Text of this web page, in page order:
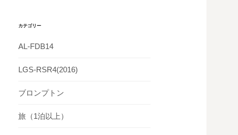
カテゴリー
AL-FDB14
LGS-RSR4(2016)
ブロンプトン
旅（1泊以上）